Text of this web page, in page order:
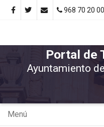
968 70 20 00
Portal de
Ayuntamiento
Menú